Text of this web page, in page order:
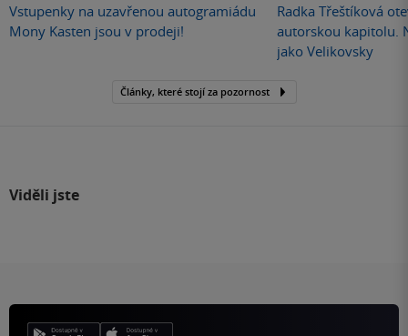
Vstupenky na uzavřenou autogramiádu
Mony Kasten jsou v prodeji!
Radka Třeštíková
autorskou kapitolu.
jako Velikovsky
Články, které stojí za pozornost
Viděli jste